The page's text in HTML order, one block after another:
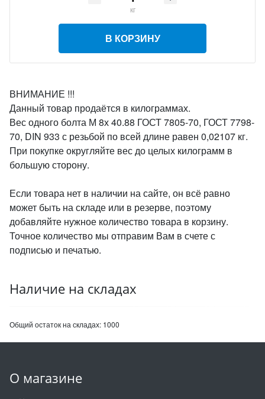
кг
В КОРЗИНУ
ВНИМАНИЕ !!!
Данный товар продаётся в килограммах.
Вес одного болта М 8х 40.88 ГОСТ 7805-70, ГОСТ 7798-
70, DIN 933 с резьбой по всей длине равен 0,02107 кг.
При покупке округляйте вес до целых килограмм в
большую сторону.
Если товара нет в наличии на сайте, он всё равно
может быть на складе или в резерве, поэтому
добавляйте нужное количество товара в корзину.
Точное количество мы отправим Вам в счете с
подписью и печатью.
Наличие на складах
Общий остаток на складах: 1000
О магазине